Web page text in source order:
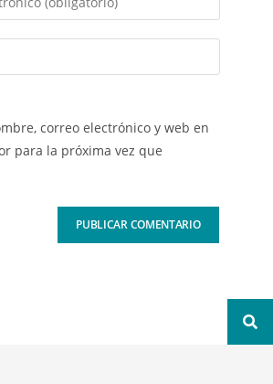
correo electrónico y web en
para la próxima vez que